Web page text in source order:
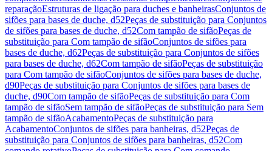
reparaçãoEstruturas de ligação para duches e banheirasConjuntos de
sifões para bases de duche, d52Peças de substituição para Conjuntos
de sifões para bases de duche, d52Com tampão de sifãoPeças de
substituição para Com tampão de sifãoConjuntos de sifões para
bases de duche, d62Peças de substituição para Conjuntos de sifões
para bases de duche, d62Com tampão de sifãoPeças de substituição
para Com tampão de sifãoConjuntos de sifões para bases de duche,
d90Peças de substituição para Conjuntos de sifões para bases de
duche, d90Com tampão de sifãoPeças de substituição para Com
tampão de sifãoSem tampão de sifãoPeças de substituição para Sem
tampão de sifãoAcabamentoPeças de substituição para
AcabamentoConjuntos de sifões para banheiras, d52Peças de
substituição para Conjuntos de sifões para banheiras, d52Com